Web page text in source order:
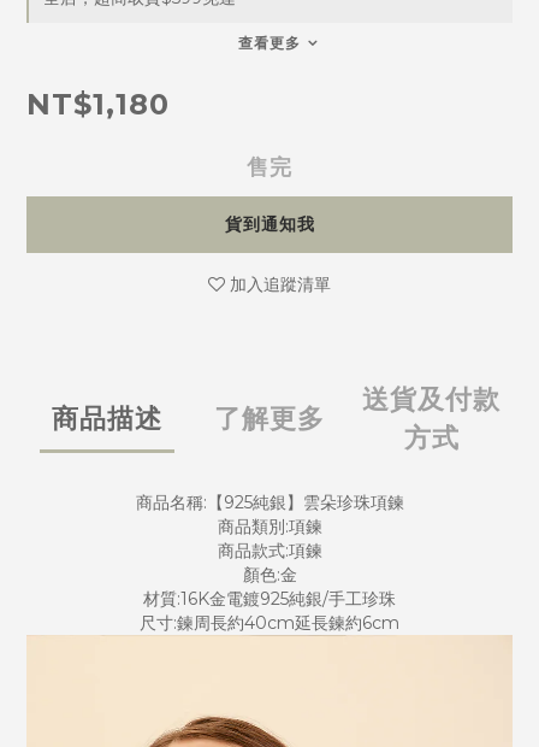
查看更多
NT$1,180
售完
貨到通知我
加入追蹤清單
商品描述 了解更多
送貨及付款
方式
商品名稱:【925純銀】雲朵珍珠項鍊
商品類別:項鍊
商品款式:項鍊
顏色:金
材質:16K金電鍍925純銀/手工珍珠
尺寸:鍊周長約40cm延長鍊約6cm